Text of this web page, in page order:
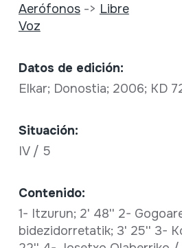
Aerófonos-> Libre
Voz
Datos de edición:
Elkar; Donostia; 2006; KD
Situación:
IV / 5
Contenido:
1- Itzurun; 2' 48'' 2-
bidezidorretatik; 3' 25'' 3-